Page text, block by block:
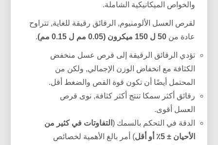
والخواص الميكانيكية الشاملة.
لقرص العسل الألومنيوم, الرقائق رقيقة للغاية, تتراوح
عادة من50 ل 150 ميكرون (0.05 مم ل 0.15 مم) .
تؤدي الرقائق الرقيقة إلى قرص عسل منخفض
الكثافة مع انخفاض الوزن الإجمالي, ولكن من
المحتمل أيضًا أن تكون قوة القص والضغط أقل.
رقائق أكثر سمكا تنتج أكثر كثافة, نوى قرص
العسل أقوى.
الدقة في التحكم بالسمك ( التفاوتات في كثير من
الأحيان ± 5٪ أو أقل
) أمر بالغ الأهمية لخصائص